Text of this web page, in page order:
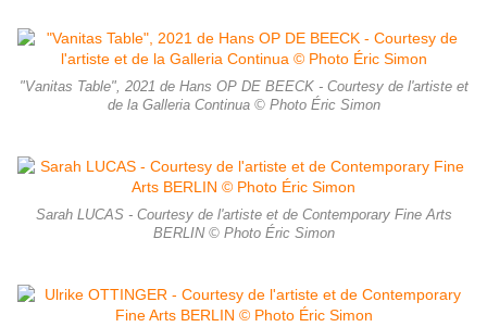
"Vanitas Table", 2021 de Hans OP DE BEECK - Courtesy de l'artiste et
de la Galleria Continua © Photo Éric Simon
Sarah LUCAS - Courtesy de l'artiste et de Contemporary Fine Arts
BERLIN © Photo Éric Simon